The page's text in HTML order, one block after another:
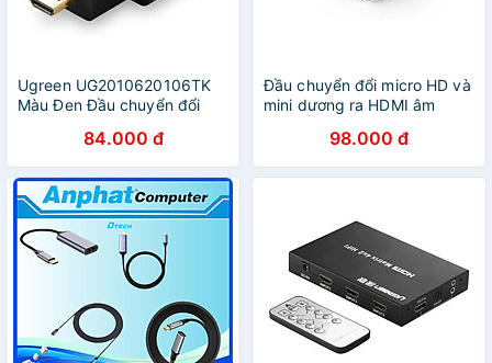
Ugreen UG2010620106TK
Màu Đen Đầu chuyển đổi
HÀNG CHÍNH HÃNG
84.000 đ
Đầu chuyển đổi micro HD và
mini dương ra HDMI âm
chính hãng98.000 đ